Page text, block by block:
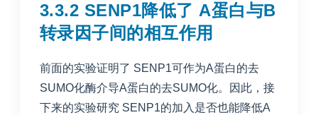
3.3.2 SENP1降低了 A蛋白与B
转录因子间的相互作用
前面的实验证明了 SENP1可作为A蛋白的去
SUMO化酶介导A蛋白的去SUMO化。因此，接
下来的实验研究 SENP1的加入是否也能降低A